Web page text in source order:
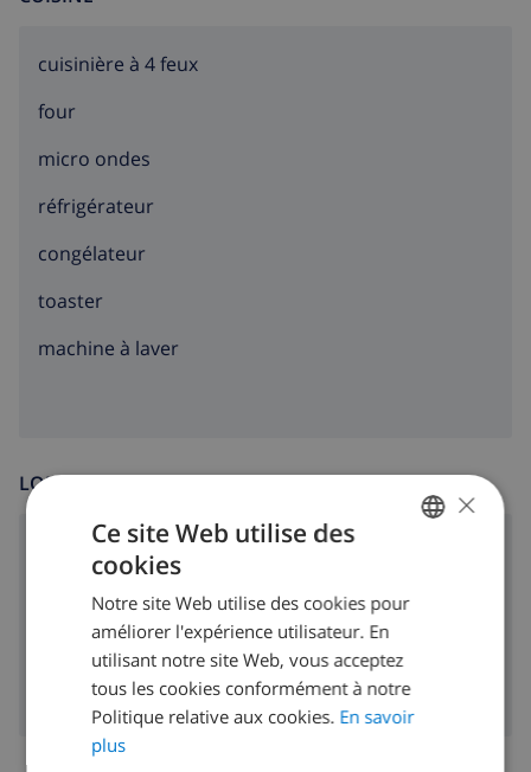
cuisinière à 4 feux
four
micro ondes
réfrigérateur
congélateur
toaster
machine à laver
LOISIR
lecteur CD
lecteur DVD
Télévision satellite
DUTCH
SPANISH
GERMAN
×
Ce site Web utilise des
cookies
Notre site Web utilise des cookies pour
améliorer l'expérience utilisateur. En
utilisant notre site Web, vous acceptez
tous les cookies conformément à notre
Politique relative aux cookies. En savoir
plus